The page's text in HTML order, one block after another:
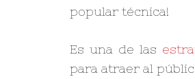
popular técnica!
Es una de las
para atraer al